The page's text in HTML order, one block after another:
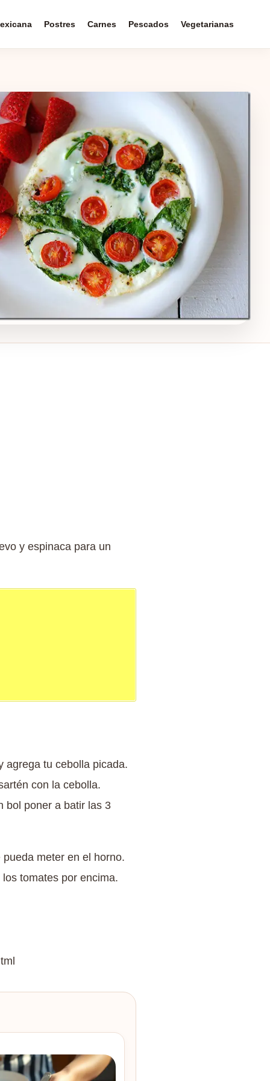
Postres Carnes Pescados Vegetarianas
y espinaca para un
agrega tu cebolla picada.
con la cebolla.
bol poner a batir las 3
meter en el horno.
tomates por encima.